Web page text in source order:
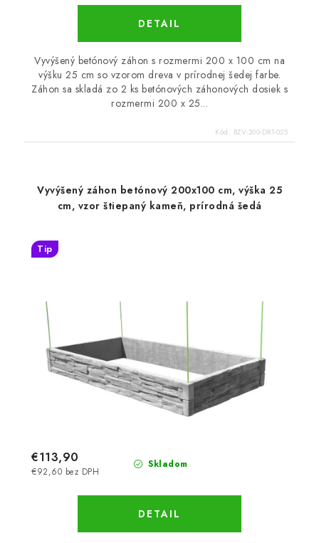
DETAIL
Vyvýšený betónový záhon s rozmermi 200 x 100 cm na
výšku 25 cm so vzorom dreva v prírodnej šedej farbe.
Záhon sa skladá zo 2 ks betónových záhonových dosiek s
rozmermi 200 x 25...
Kód: BZV-200-DR1-025
Vyvýšený záhon betónový 200x100 cm, výška 25
cm, vzor štiepaný kameň, prírodná šedá
Tip
Skladom
€92,60 bez DPH
€113,90
DETAIL